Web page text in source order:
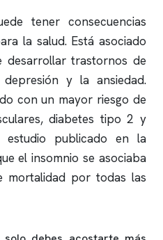
tener consecuencias
la salud. Está asociado
desarrollar trastornos de
y la ansiedad.
con un mayor riesgo de
diabetes tipo 2 y
estudio publicado en la
elinsomnio se asociaba
mortalidad por todas las